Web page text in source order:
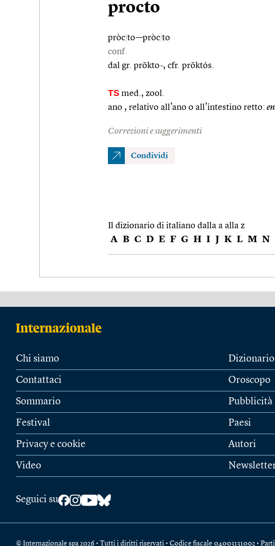
procto
pròc to––pròc to
conf.
dal gr. prōkto-, cfr. prōktós.
TS med., zool.
ano , relativo all’ano o all’intestino retto:
Correzioni e suggerimenti
Condividi
Il dizionario di italiano dalla a alla z
A B C D E F G H I J K L M N
Chi siamo
Contattaci
Sommario
Festival
Privacy e cookie
Video
Oroscopo
Pubblicità
Paesi
Autori
Seguici su
© Internazionale spa 2026 • Tutti i diritti riservati • Codice fiscale 04003131002 •